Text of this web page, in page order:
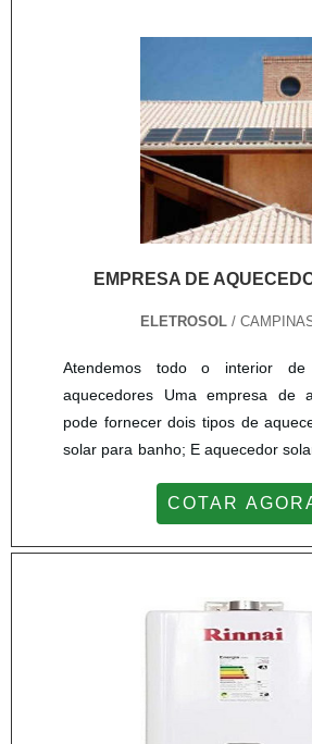
EMPRESA DE
ELETROSOL /
Atendemos todo o interior
aquecedores Uma empresa de
pode fornecer dois tipos de
solar para banho; E aquecedor
cliente e com o pré
empresa de aquecedor solar
especialista há 30 ...
COTAR